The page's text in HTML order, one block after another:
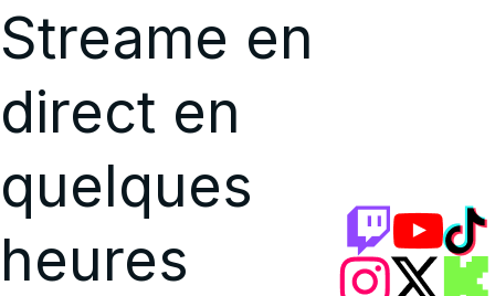
Streame en
direct en
quelques
heures